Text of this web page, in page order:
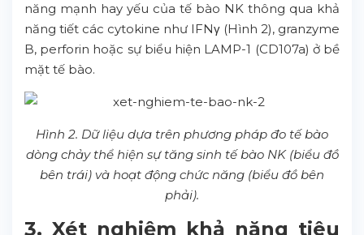
năng mạnh hay yếu của tế bào NK thông qua khả
năng tiết các cytokine như IFNγ (Hình 2), granzyme
B, perforin hoặc sự biểu hiện LAMP-1 (CD107a) ở bề
mặt tế bào.
Hình 2. Dữ liệu dựa trên phương pháp đo tế bào
dòng chảy thể hiện sự tăng sinh tế bào NK (biểu đồ
bên trái) và hoạt động chức năng (biểu đồ bên
phải).
3. Xét nghiệm khả năng tiêu